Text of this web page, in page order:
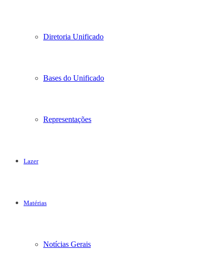
Diretoria Unificado
Bases do Unificado
Representações
Lazer
Matérias
Notícias Gerais